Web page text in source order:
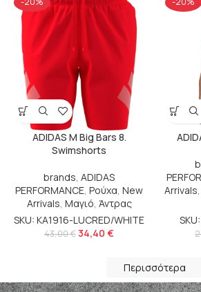
ADIDAS M Big Bars 8.
Swimshorts
brands ADIDAS
PERFORMANCE Ρούχα New
Arrivals Μαγιό Άντρας
SKU: KA1916-LUCRED/WHITE
43,00€34,40 €
Arrivals
Περισσότερα